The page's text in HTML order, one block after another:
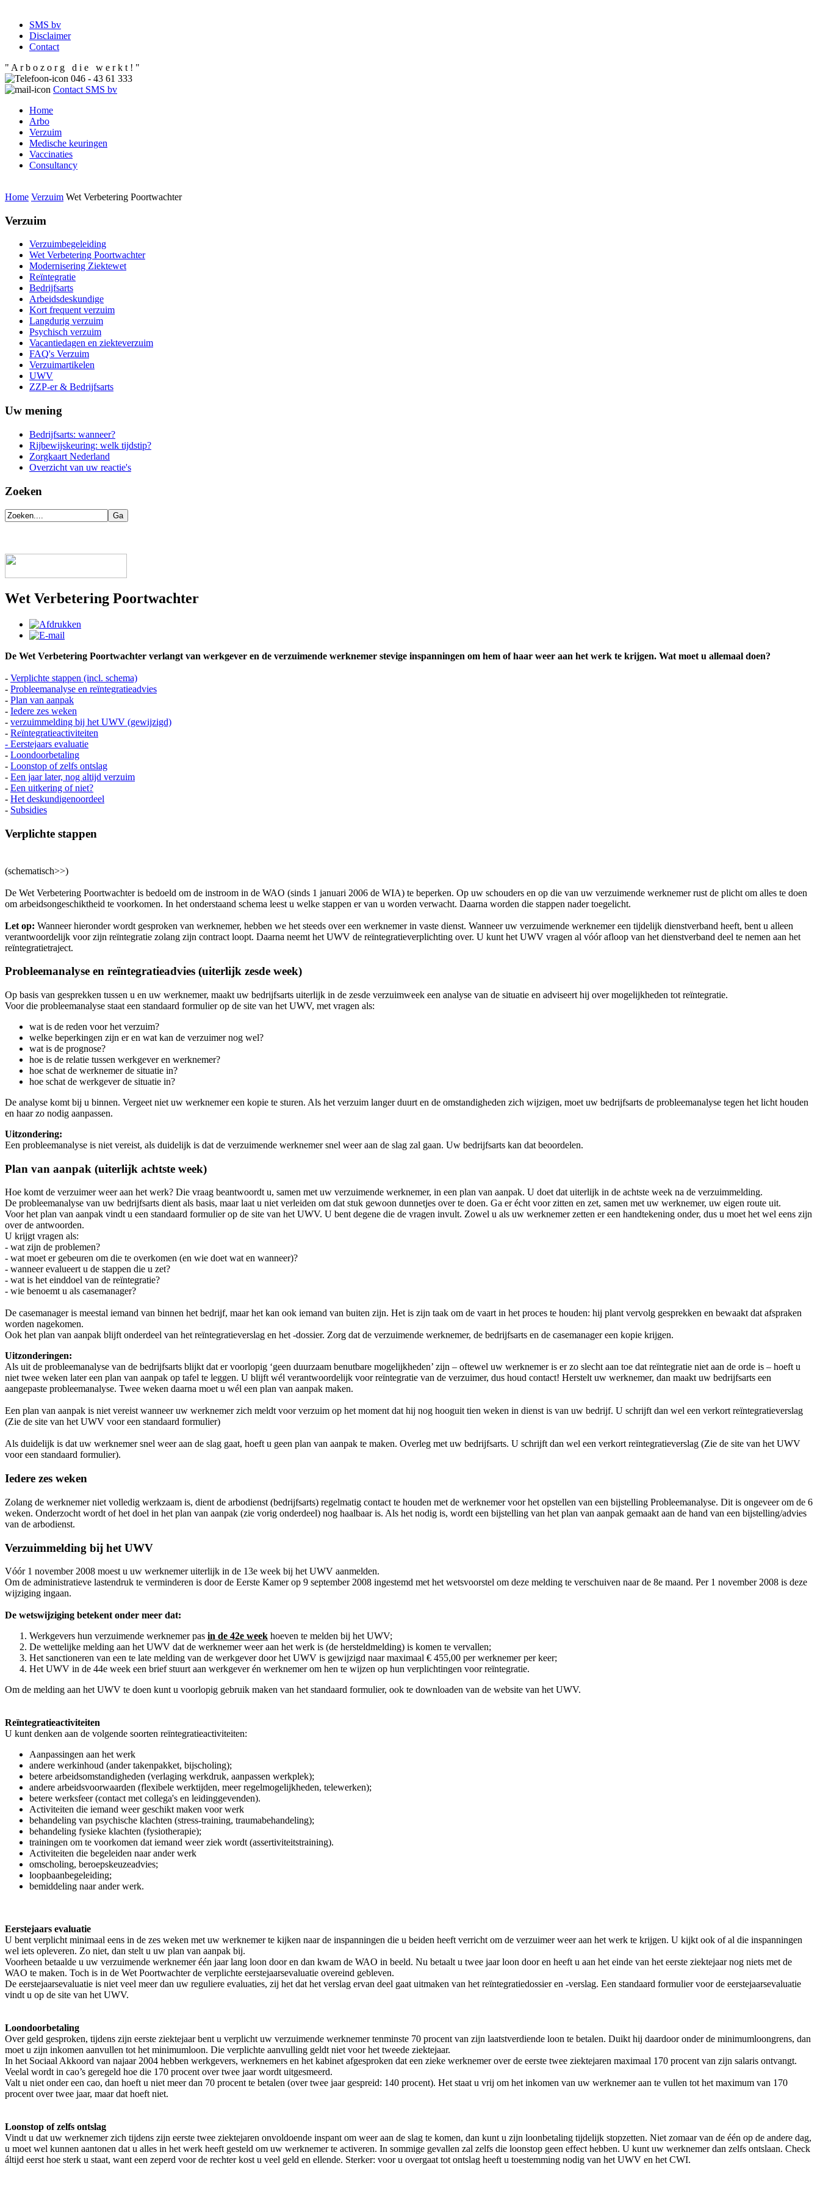
SMS bv
Disclaimer
Contact
" A r b o z o r g d i e w e r k t ! "
046 - 43 61 333
Contact SMS bv
Home
Arbo
Verzuim
Medische keuringen
Vaccinaties
Consultancy
Home Verzuim Wet Verbetering Poortwachter
Verzuim
Verzuimbegeleiding
Wet Verbetering Poortwachter
Modernisering Ziektewet
Reïntegratie
Bedrijfsarts
Arbeidsdeskundige
Kort frequent verzuim
Langdurig verzuim
Psychisch verzuim
Vacantiedagen en ziekteverzuim
FAQ's Verzuim
Verzuimartikelen
UWV
ZZP-er & Bedrijfsarts
Uw mening
Bedrijfsarts: wanneer?
Rijbewijskeuring: welk tijdstip?
Zorgkaart Nederland
Overzicht van uw reactie's
Zoeken
Wet Verbetering Poortwachter
De Wet Verbetering Poortwachter verlangt van werkgever en de verzuimende werknemer stevige inspanningen om hem of haar weer aan het werk te krijgen. Wat moet u allemaal doen?
- Verplichte stappen (incl. schema)
- Probleemanalyse en reïntegratieadvies
- Plan van aanpak
- Iedere zes weken
- verzuimmelding bij het UWV (gewijzigd)
- Reïntegratieactiviteiten
- Eerstejaars evaluatie
- Loondoorbetaling
- Loonstop of zelfs ontslag
- Een jaar later, nog altijd verzuim
- Een uitkering of niet?
- Het deskundigenoordeel
- Subsidies
Verplichte stappen
(schematisch>>)
De Wet Verbetering Poortwachter is bedoeld om de instroom in de WAO (sinds 1 januari 2006 de WIA) te beperken. Op uw schouders en op die van uw verzuimende werknemer rust de plicht om alles te doen
om arbeidsongeschiktheid te voorkomen. In het onderstaand schema leest u welke stappen er van u worden verwacht. Daarna worden die stappen nader toegelicht.
Let op: Wanneer hieronder wordt gesproken van werknemer, hebben we het steeds over een werknemer in vaste dienst. Wanneer uw verzuimende werknemer een tijdelijk dienstverband heeft, bent u alleen
verantwoordelijk voor zijn reïntegratie zolang zijn contract loopt. Daarna neemt het UWV de reïntegratieverplichting over. U kunt het UWV vragen al vóór afloop van het dienstverband deel te nemen aan het
reïntegratietraject.
Probleemanalyse en reïntegratieadvies (uiterlijk zesde week)
Op basis van gesprekken tussen u en uw werknemer, maakt uw bedrijfsarts uiterlijk in de zesde verzuimweek een analyse van de situatie en adviseert hij over mogelijkheden tot reïntegratie.
Voor die probleemanalyse staat een standaard formulier op de site van het UWV, met vragen als:
wat is de reden voor het verzuim?
welke beperkingen zijn er en wat kan de verzuimer nog wel?
wat is de prognose?
hoe is de relatie tussen werkgever en werknemer?
hoe schat de werknemer de situatie in?
hoe schat de werkgever de situatie in?
De analyse komt bij u binnen. Vergeet niet uw werknemer een kopie te sturen. Als het verzuim langer duurt en de omstandigheden zich wijzigen, moet uw bedrijfsarts de probleemanalyse tegen het licht houden
en haar zo nodig aanpassen.
Uitzondering:
Een probleemanalyse is niet vereist, als duidelijk is dat de verzuimende werknemer snel weer aan de slag zal gaan. Uw bedrijfsarts kan dat beoordelen.
Plan van aanpak (uiterlijk achtste week)
Hoe komt de verzuimer weer aan het werk? Die vraag beantwoordt u, samen met uw verzuimende werknemer, in een plan van aanpak. U doet dat uiterlijk in de achtste week na de verzuimmelding.
De probleemanalyse van uw bedrijfsarts dient als basis, maar laat u niet verleiden om dat stuk gewoon dunnetjes over te doen. Ga er écht voor zitten en zet, samen met uw werknemer, uw eigen route uit.
Voor het plan van aanpak vindt u een standaard formulier op de site van het UWV. U bent degene die de vragen invult. Zowel u als uw werknemer zetten er een handtekening onder, dus u moet het wel eens zijn
over de antwoorden.
U krijgt vragen als:
- wat zijn de problemen?
- wat moet er gebeuren om die te overkomen (en wie doet wat en wanneer)?
- wanneer evalueert u de stappen die u zet?
- wat is het einddoel van de reïntegratie?
- wie benoemt u als casemanager?
De casemanager is meestal iemand van binnen het bedrijf, maar het kan ook iemand van buiten zijn. Het is zijn taak om de vaart in het proces te houden: hij plant vervolg gesprekken en bewaakt dat afspraken
worden nagekomen.
Ook het plan van aanpak blijft onderdeel van het reïntegratieverslag en het -dossier. Zorg dat de verzuimende werknemer, de bedrijfsarts en de casemanager een kopie krijgen.
Uitzonderingen:
Als uit de probleemanalyse van de bedrijfsarts blijkt dat er voorlopig ‘geen duurzaam benutbare mogelijkheden’ zijn – oftewel uw werknemer is er zo slecht aan toe dat reïntegratie niet aan de orde is – hoeft u
niet twee weken later een plan van aanpak op tafel te leggen. U blijft wél verantwoordelijk voor reïntegratie van de verzuimer, dus houd contact! Herstelt uw werknemer, dan maakt uw bedrijfsarts een
aangepaste probleemanalyse. Twee weken daarna moet u wél een plan van aanpak maken.
Een plan van aanpak is niet vereist wanneer uw werknemer zich meldt voor verzuim op het moment dat hij nog hooguit tien weken in dienst is van uw bedrijf. U schrijft dan wel een verkort reïntegratieverslag
(Zie de site van het UWV voor een standaard formulier)
Als duidelijk is dat uw werknemer snel weer aan de slag gaat, hoeft u geen plan van aanpak te maken. Overleg met uw bedrijfsarts. U schrijft dan wel een verkort reïntegratieverslag (Zie de site van het UWV
voor een standaard formulier).
Iedere zes weken
Zolang de werknemer niet volledig werkzaam is, dient de arbodienst (bedrijfsarts) regelmatig contact te houden met de werknemer voor het opstellen van een bijstelling Probleemanalyse. Dit is ongeveer om de 6
weken. Onderzocht wordt of het doel in het plan van aanpak (zie vorig onderdeel) nog haalbaar is. Als het nodig is, wordt een bijstelling van het plan van aanpak gemaakt aan de hand van een bijstelling/advies
van de arbodienst.
Verzuimmelding bij het UWV
Vóór 1 november 2008 moest u uw werknemer uiterlijk in de 13e week bij het UWV aanmelden.
Om de administratieve lastendruk te verminderen is door de Eerste Kamer op 9 september 2008 ingestemd met het wetsvoorstel om deze melding te verschuiven naar de 8e maand. Per 1 november 2008 is deze
wijziging ingaan.
De wetswijziging betekent onder meer dat:
Werkgevers hun verzuimende werknemer pas in de 42e week hoeven te melden bij het UWV;
De wettelijke melding aan het UWV dat de werknemer weer aan het werk is (de hersteldmelding) is komen te vervallen;
Het sanctioneren van een te late melding van de werkgever door het UWV is gewijzigd naar maximaal € 455,00 per werknemer per keer;
Het UWV in de 44e week een brief stuurt aan werkgever én werknemer om hen te wijzen op hun verplichtingen voor reïntegratie.
Om de melding aan het UWV te doen kunt u voorlopig gebruik maken van het standaard formulier, ook te downloaden van de website van het UWV.
Reïntegratieactiviteiten
U kunt denken aan de volgende soorten reïntegratieactiviteiten:
Aanpassingen aan het werk
andere werkinhoud (ander takenpakket, bijscholing);
betere arbeidsomstandigheden (verlaging werkdruk, aanpassen werkplek);
andere arbeidsvoorwaarden (flexibele werktijden, meer regelmogelijkheden, telewerken);
betere werksfeer (contact met collega's en leidinggevenden).
Activiteiten die iemand weer geschikt maken voor werk
behandeling van psychische klachten (stress-training, traumabehandeling);
behandeling fysieke klachten (fysiotherapie);
trainingen om te voorkomen dat iemand weer ziek wordt (assertiviteitstraining).
Activiteiten die begeleiden naar ander werk
omscholing, beroepskeuzeadvies;
loopbaanbegeleiding;
bemiddeling naar ander werk.
Eerstejaars evaluatie
U bent verplicht minimaal eens in de zes weken met uw werknemer te kijken naar de inspanningen die u beiden heeft verricht om de verzuimer weer aan het werk te krijgen. U kijkt ook of al die inspanningen
wel iets opleveren. Zo niet, dan stelt u uw plan van aanpak bij.
Voorheen betaalde u uw verzuimende werknemer één jaar lang loon door en dan kwam de WAO in beeld. Nu betaalt u twee jaar loon door en heeft u aan het einde van het eerste ziektejaar nog niets met de
WAO te maken. Toch is in de Wet Poortwachter de verplichte eerstejaarsevaluatie overeind gebleven.
De eerstejaarsevaluatie is niet veel meer dan uw reguliere evaluaties, zij het dat het verslag ervan deel gaat uitmaken van het reïntegratiedossier en -verslag. Een standaard formulier voor de eerstejaarsevaluatie
vindt u op de site van het UWV.
Loondoorbetaling
Over geld gesproken, tijdens zijn eerste ziektejaar bent u verplicht uw verzuimende werknemer tenminste 70 procent van zijn laatstverdiende loon te betalen. Duikt hij daardoor onder de minimumloongrens, dan
moet u zijn inkomen aanvullen tot het minimumloon. Die verplichte aanvulling geldt niet voor het tweede ziektejaar.
In het Sociaal Akkoord van najaar 2004 hebben werkgevers, werknemers en het kabinet afgesproken dat een zieke werknemer over de eerste twee ziektejaren maximaal 170 procent van zijn salaris ontvangt.
Veelal wordt in cao’s geregeld hoe die 170 procent over twee jaar wordt uitgesmeerd.
Valt u niet onder een cao, dan hoeft u niet meer dan 70 procent te betalen (over twee jaar gespreid: 140 procent). Het staat u vrij om het inkomen van uw werknemer aan te vullen tot het maximum van 170
procent over twee jaar, maar dat hoeft niet.
Loonstop of zelfs ontslag
Vindt u dat uw werknemer zich tijdens zijn eerste twee ziektejaren onvoldoende inspant om weer aan de slag te komen, dan kunt u zijn loonbetaling tijdelijk stopzetten. Niet zomaar van de één op de andere dag,
u moet wel kunnen aantonen dat u alles in het werk heeft gesteld om uw werknemer te activeren. In sommige gevallen zal zelfs die loonstop geen effect hebben. U kunt uw werknemer dan zelfs ontslaan. Check
áltijd eerst hoe sterk u staat, want een zeperd voor de rechter kost u veel geld en ellende. Sterker: voor u overgaat tot ontslag heeft u toestemming nodig van het UWV en het CWI.